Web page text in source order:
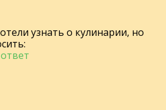
узнать о кулинарии, но